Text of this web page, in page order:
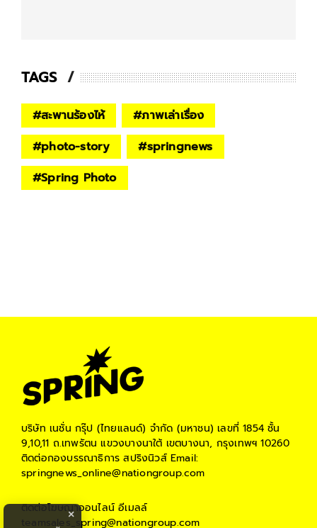
TAGS
#สะพานร้องไห้ #ภาพเล่าเรื่อง
#photo-story #springnews
#Spring Photo
บริษัท เนชั่น กรุ๊ป (ไทยแลนด์) จำกัด (มหาชน) เลขที่ 1854 ชั้น
9,10,11 ถ.เทพรัตน แขวงบางนาใต้ เขตบางนา, กรุงเทพฯ 10260
ติดต่อกองบรรณาธิการ สปริงนิวส์Email:
springnews_online@nationgroup.com
ติดต่อโฆษณาออนไลน์ อีเมลล์
teamsales_spring@nationgroup.com
×